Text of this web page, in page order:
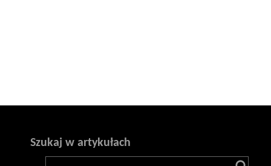
Szukaj w artykułach